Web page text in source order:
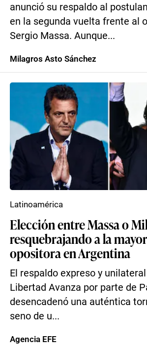
anunció su respaldo al
en la segunda vuelta frente al
Sergio Massa. Aunque...
Milagros Asto Sánchez
Elección entre Massa o
resquebrajando a la
opositora en Argentina
El respaldo expreso y
Libertad Avanza por parte de
desencadenó una auténtica
seno de u...
Latinoamérica
Agencia EFE